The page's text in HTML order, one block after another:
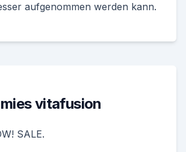
aufgenommen werden kann.
vitafusion
SALE.